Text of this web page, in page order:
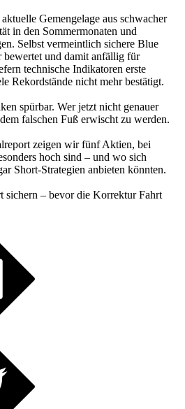
Gemengelage aus schwacher
in den Sommermonaten und
Selbst vermeintlich sichere Blue
bewertet und damit anfällig für
technische Indikatoren erste
Rekordstände nicht mehr bestätigt.
spürbar. Wer jetzt nicht genauer
falschen Fuß erwischt zu werden.
zeigen wir fünf Aktien, bei
hoch sind – und wo sich
Short-Strategien anbieten könnten.
sichern – bevor die Korrektur Fahrt